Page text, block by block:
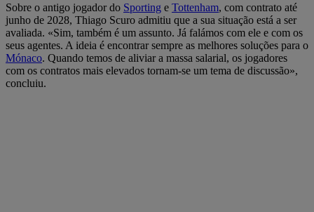
Sobre o antigo jogador do Sporting e Tottenham, com contrato até
junho de 2028, Thiago Scuro admitiu que a sua situação está a ser
avaliada. «Sim, também é um assunto. Já falámos com ele e com os
seus agentes. A ideia é encontrar sempre as melhores soluções para o
Mónaco. Quando temos de aliviar a massa salarial, os jogadores
com os contratos mais elevados tornam-se um tema de discussão»,
concluiu.